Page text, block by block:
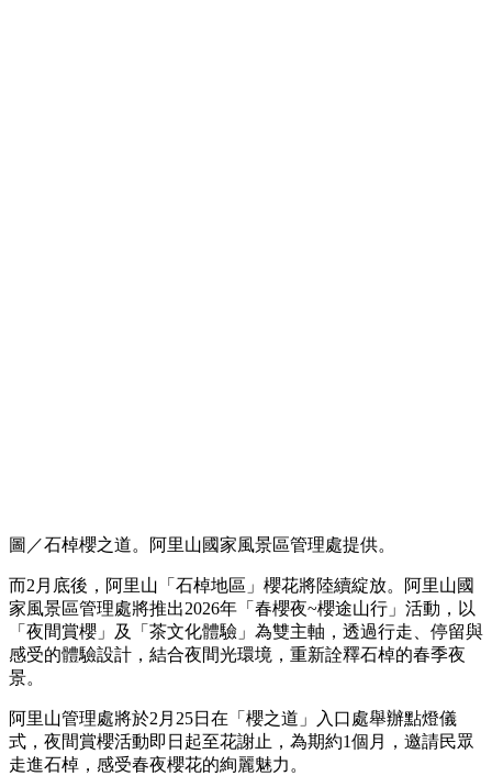
圖／石棹櫻之道。阿里山國家風景區管理處提供。
而2月底後，阿里山「石棹地區」櫻花將陸續綻放。阿里山國
家風景區管理處將推出2026年「春櫻夜~櫻途山行」活動，以
「夜間賞櫻」及「茶文化體驗」為雙主軸，透過行走、停留與
感受的體驗設計，結合夜間光環境，重新詮釋石棹的春季夜
景。
阿里山管理處將於2月25日在「櫻之道」入口處舉辦點燈儀
式，夜間賞櫻活動即日起至花謝止，為期約1個月，邀請民眾
走進石棹，感受春夜櫻花的絢麗魅力。